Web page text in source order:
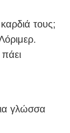
τους;
γλώσσα